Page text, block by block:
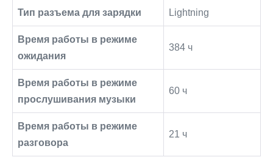
Тип разъема для зарядки Lightning
Время работы в режиме
ожидания
384 ч
Время работы в режиме
прослушивания музыки
60 ч
Время работы в режиме
разговора
21 ч